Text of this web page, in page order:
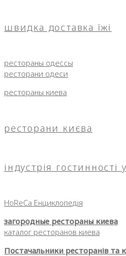
швидка доставка їжі
рестораны одессы
ресторани одеси
рестораны киева
ресторани києва
індустрія гостинності
HoReCa Енциклопедія
загородные рестораны киева
каталог ресторанов киева
Постачальники ресторанів та